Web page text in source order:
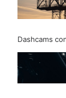
Dashcams